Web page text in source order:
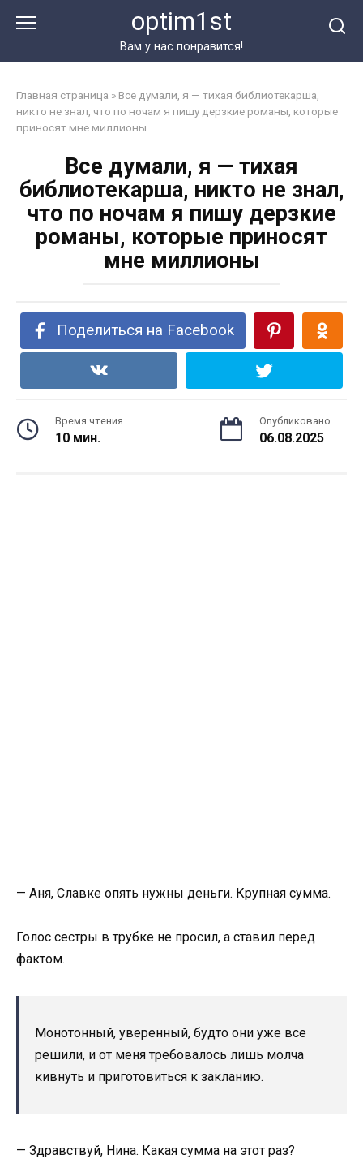
optim1st
Вам у нас понравится!
Главная страница » Все думали, я — тихая библиотекарша,
никто не знал, что по ночам я пишу дерзкие романы, которые
приносят мне миллионы
Все думали, я — тихая
библиотекарша, никто не знал,
что по ночам я пишу дерзкие
романы, которые приносят
мне миллионы
Поделиться на Facebook
Время чтения
10 мин.
Опубликовано
06.08.2025
— Аня, Славке опять нужны деньги. Крупная сумма.
Голос сестры в трубке не просил, а ставил перед
фактом.
Монотонный, уверенный, будто они уже все
решили, и от меня требовалось лишь молча
кивнуть и приготовиться к закланию.
— Здравствуй, Нина. Какая сумма на этот раз?